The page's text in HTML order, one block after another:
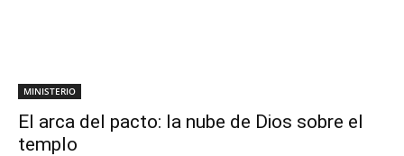
MINISTERIO
El arca del pacto: la nube de Dios sobre el
templo